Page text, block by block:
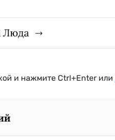
Люда
и нажмите Ctrl+Enter или